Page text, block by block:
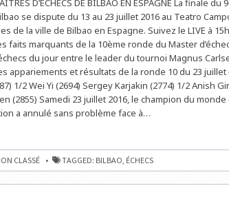
LA
FINALE
DES
MAÎTRES
BILBAO
D’ÉCHECS DE BILBAO EN ESPAGNE La finale
se dispute du 13 au 23 juillet 2016 au Teatro
de la ville de Bilbao en Espagne. Suivez le LIVE à
faits marquants de la 10ème ronde du Master
du jour entre le leader du tournoi Magnus
appariements et résultats de la ronde 10 du 23
1/2 Wei Yi (2694) Sergey Karjakin (2774) 1/2 Anish
(2855) Samedi 23 juillet 2016, le champion du
a annulé sans problème face à…
CLASSÉ TAGGED: BILBAO ÉCHECS